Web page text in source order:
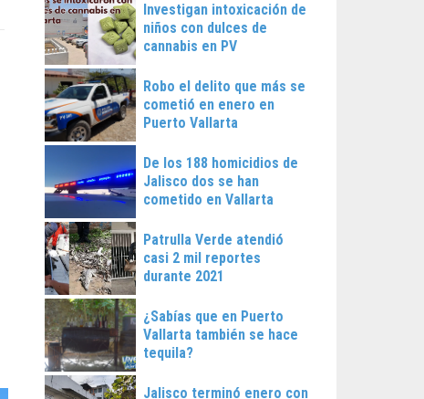
Investigan intoxicación de
niños con dulces de
cannabis en PV
Robo el delito que más se
cometió en enero en
Puerto Vallarta
De los 188 homicidios de
Jalisco dos se han
cometido en Vallarta
Patrulla Verde atendió
casi 2 mil reportes
durante 2021
¿Sabías que en Puerto
Vallarta también se hace
tequila?
Jalisco terminó enero con